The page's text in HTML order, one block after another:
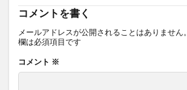
コメントを書く
メールアドレスが公開されることはありません。
欄は必須項目です
コメント ※